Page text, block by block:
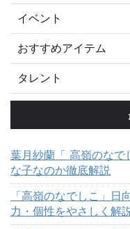
イベント
おすすめアイテム
タレント
葉月紗蘭「 高嶺のなで
な子なのか徹底解説
「高嶺のなでしこ」
力・個性をやさしく解